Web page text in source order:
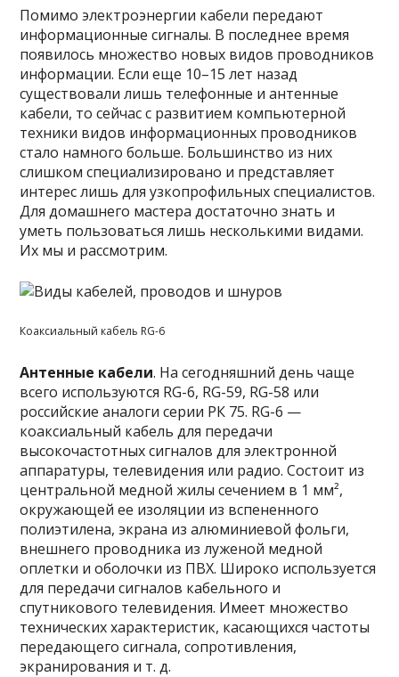
Помимо электроэнергии кабели передают
информационные сигналы. В последнее время
появилось множество новых видов проводников
информации. Если еще 10–15 лет назад
существовали лишь телефонные и антенные
кабели, то сейчас с развитием компьютерной
техники видов информационных проводников
стало намного больше. Большинство из них
слишком специализировано и представляет
интерес лишь для узкопрофильных специалистов.
Для домашнего мастера достаточно знать и
уметь пользоваться лишь несколькими видами.
Их мы и рассмотрим.
Коаксиальный кабель RG-6
Антенные кабели. На сегодняшний день чаще
всего используются RG-6, RG-59, RG-58 или
российские аналоги серии РК 75. RG-6 —
коаксиальный кабель для передачи
высокочастотных сигналов для электронной
аппаратуры, телевидения или радио. Состоит из
центральной медной жилы сечением в 1 мм²,
окружающей ее изоляции из вспененного
полиэтилена, экрана из алюминиевой фольги,
внешнего проводника из луженой медной
оплетки и оболочки из ПВХ. Широко используется
для передачи сигналов кабельного и
спутникового телевидения. Имеет множество
технических характеристик, касающихся частоты
передающего сигнала, сопротивления,
экранирования и т. д.